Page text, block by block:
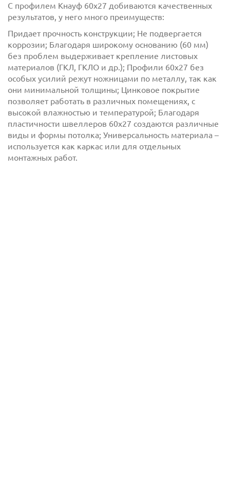
С профилем Кнауф 60х27 добиваются качественных
результатов, у него много преимуществ:
Придает прочность конструкции; Не подвергается
коррозии; Благодаря широкому основанию (60 мм)
без проблем выдерживает крепление листовых
материалов (ГКЛ, ГКЛО и др.); Профили 60х27 без
особых усилий режут ножницами по металлу, так как
они минимальной толщины; Цинковое покрытие
позволяет работать в различных помещениях, с
высокой влажностью и температурой; Благодаря
пластичности швеллеров 60х27 создаются различные
виды и формы потолка; Универсальность материала –
используется как каркас или для отдельных
монтажных работ.